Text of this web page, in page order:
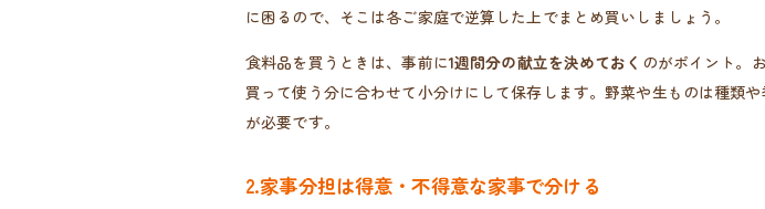
に困るので、そこは各ご家庭で逆算した上でまとめ買いしましょう。
食料品を買うときは、事前に1週間分の献立を決めておく のがポイント。
買って使う分に合わせて小分けにして保存します。野菜や生ものは種類
が必要です。
2.家事分担は得意・不得意な家事で分ける